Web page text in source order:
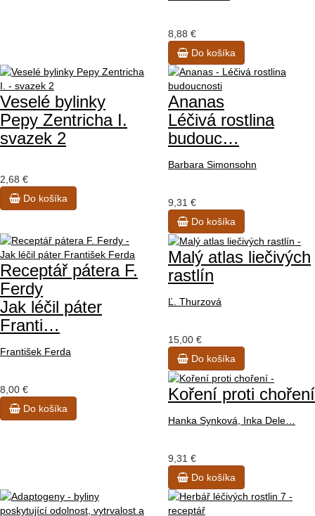
8,88 €
Do košíka
Veselé bylinky
Pepy Zentricha I.
svazek 2
2,68 €
Do košíka
Ananas
Léčivá rostlina
budouc…
Barbara Simonsohn
9,31 €
Do košíka
Receptář pátera F.
Ferdy
Jak léčil páter
Franti…
František Ferda
8,00 €
Do košíka
Malý atlas liečivých
rastlín
Ľ. Thurzová
15,00 €
Do košíka
Koření proti choření
Hanka Synková, Inka Dele…
9,31 €
Do košíka